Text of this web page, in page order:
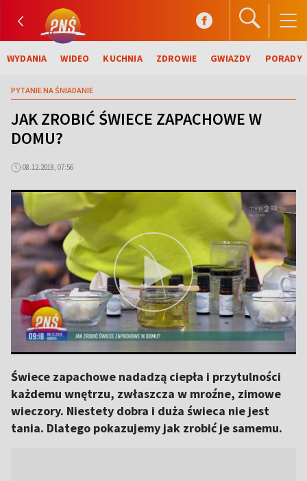
WYDANIA WIDEO KUCHNIA ZDROWIE GWIAZDY PORADY
PYTANIE NA ŚNIADANIE
JAK ZROBIĆ ŚWIECE ZAPACHOWE W
DOMU?
08.12.2018, 07:56
Świece zapachowe nadadzą ciepła i przytulności
każdemu wnętrzu, zwłaszcza w mroźne, zimowe
wieczory. Niestety dobra i duża świeca nie jest
tania. Dlatego pokazujemy jak zrobić je samemu.